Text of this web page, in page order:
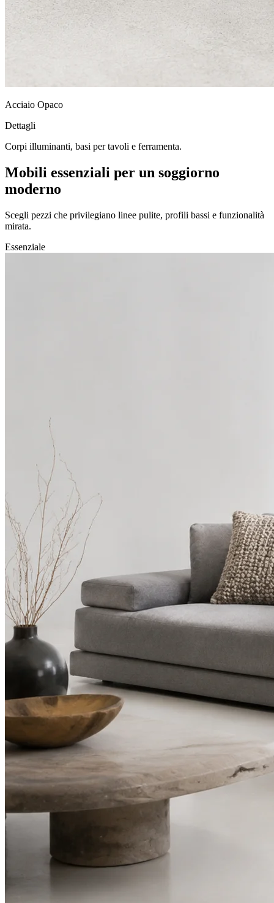
Acciaio Opaco
Dettagli
Corpi illuminanti, basi per tavoli e ferramenta.
Mobili essenziali per un soggiorno
moderno
Scegli pezzi che privilegiano linee pulite, profili bassi e funzionalità
mirata.
Essenziale